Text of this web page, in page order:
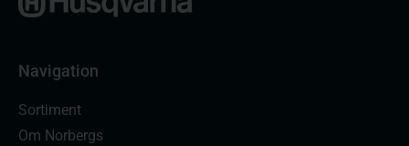
Navigation
Sortiment
Om Norbergs